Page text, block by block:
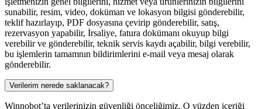
sunabilir, resim, video, doküman ve lokasyon bilgisi gönderebilir,
teklif hazırlayıp, PDF dosyasına çevirip gönderebilir, satış,
rezervasyon yapabilir, İrsaliye, fatura dokümanı okuyup bilgi
verebilir ve gönderebilir, teknik servis kaydı açabilir, bilgi verebilir,
bu işlemlerin tamamnın bildirimlerini e-mail veya mesaj olarak
gönderebilir.
Verilerim nerede saklanacak?
Winnobot’ta verilerinizin güvenliği önceliğimiz. O yüzden içeriği